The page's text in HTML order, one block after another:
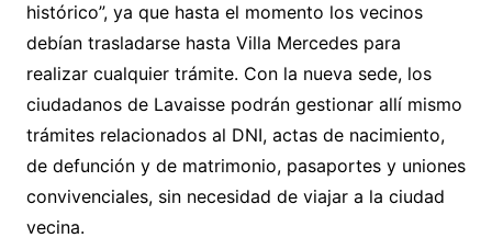
histórico”, ya que hasta el momento los vecinos
debían trasladarse hasta Villa Mercedes para
realizar cualquier trámite. Con la nueva sede, los
ciudadanos de Lavaisse podrán gestionar allí mismo
trámites relacionados al DNI, actas de nacimiento,
de defunción y de matrimonio, pasaportes y uniones
convivenciales, sin necesidad de viajar a la ciudad
vecina.